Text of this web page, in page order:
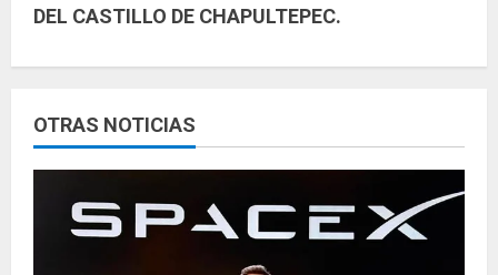
e
l
e
y
DEL CASTILLO DE CHAPULTEPEC.
OTRAS NOTICIAS